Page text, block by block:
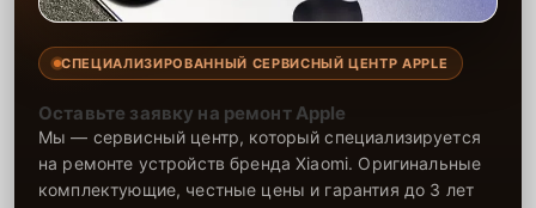
СПЕЦИАЛИЗИРОВАННЫЙ СЕРВИСНЫЙ ЦЕНТР APPLE
Оставьте заявку на ремонт Apple
Мы — сервисный центр, который специализируется
на ремонте устройств бренда Xiaomi. Оригинальные
комплектующие, честные цены и гарантия до 3 лет